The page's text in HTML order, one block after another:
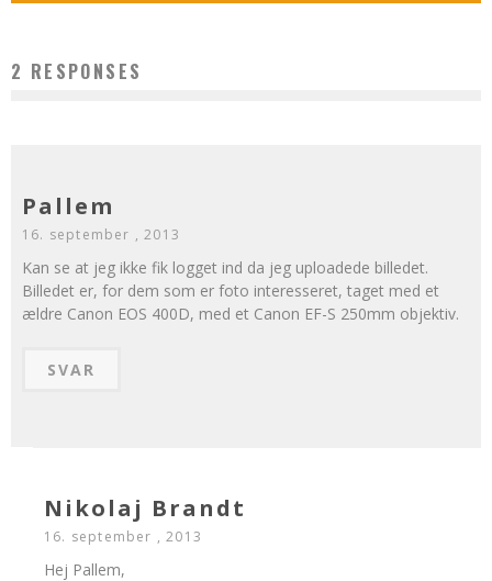
2 RESPONSES
Pallem
16. september , 2013
Kan se at jeg ikke fik logget ind da jeg uploadede billedet.
Billedet er, for dem som er foto interesseret, taget med et
ældre Canon EOS 400D, med et Canon EF-S 250mm objektiv.
SVAR
Nikolaj Brandt
16. september , 2013
Hej Pallem,